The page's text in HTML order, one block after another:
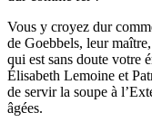
Vous y croyez dur
de Goebbels, leur
qui est sans doute votre
Élisabeth Lemoine et
de servir la soupe à
âgées.